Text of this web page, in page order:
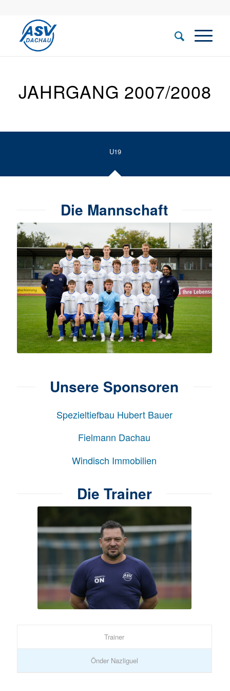
JAHRGANG 2007/2008
U19
Die Mannschaft
Unsere Sponsoren
Spezieltiefbau Hubert Bauer
Fielmann Dachau
Windisch Immobilien
Die Trainer
Trainer
Önder Nazliguel